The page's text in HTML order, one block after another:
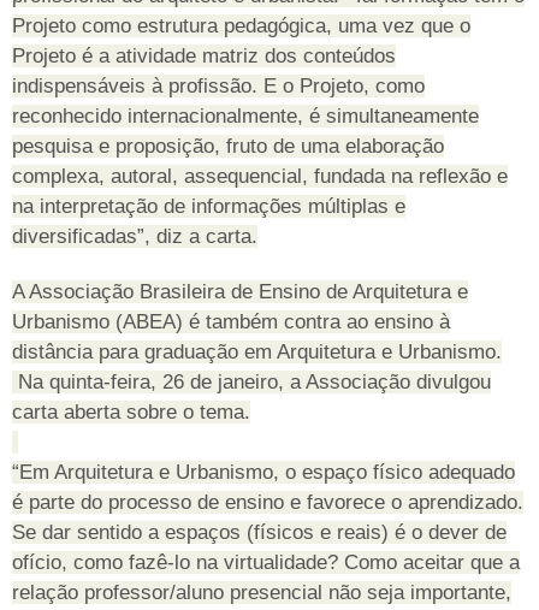
Projeto como estrutura pedagógica, uma vez que o
Projeto é a atividade matriz dos conteúdos
indispensáveis à profissão. E o Projeto, como
reconhecido internacionalmente, é simultaneamente
pesquisa e proposição, fruto de uma elaboração
complexa, autoral, assequencial, fundada na reflexão e
na interpretação de informações múltiplas e
diversificadas”, diz a carta.
A Associação Brasileira de Ensino de Arquitetura e
Urbanismo (ABEA) é também contra ao ensino à
distância para graduação em Arquitetura e Urbanismo.
Na quinta-feira, 26 de janeiro, a Associação divulgou
carta aberta sobre o tema.
“Em Arquitetura e Urbanismo, o espaço físico adequado
é parte do processo de ensino e favorece o aprendizado.
Se dar sentido a espaços (físicos e reais) é o dever de
ofício, como fazê-lo na virtualidade? Como aceitar que a
relação professor/aluno presencial não seja importante,